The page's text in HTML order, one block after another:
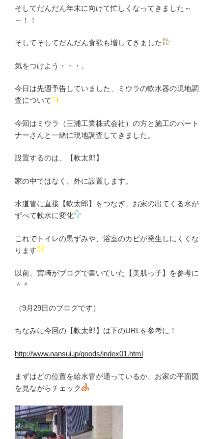
そしてだんだん年末に向けて忙しくなってきました～
～！！
そしてそしてだんだん食欲も増してきました
気をつけよう・・・。
今日は先週予告していました、ミウラの軟水器の現地調
査について
今回はミウラ（三浦工業株式会社）の方と施工のパート
ナーさんと一緒に現地調査してきました。
設置するのは、【軟太郎】
家の中ではなく、外に設置します。
水道管に直接【軟太郎】をつなぎ、お家の出てくる水が
ずべて軟水に変化
これでトイレの黒ずみや、浴室のカビが発生しにくくな
ります
以前、宮﨑がブログで書いていた【美肌っ子】を参考に
＾＾
（9月29日のブログです）
ちなみに今回の【軟太郎】は下のURLを参考に！
http://www.nansui.jp/goods/index01.html
まずはどの位置を給水管が通っているか、お家の平面図
を見ながらチェック